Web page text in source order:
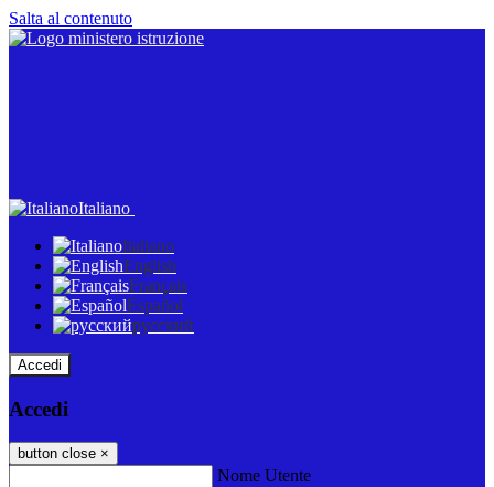
Salta al contenuto
Italiano
Italiano
English
Français
Español
русский
Accedi
Accedi
button close ×
Nome Utente